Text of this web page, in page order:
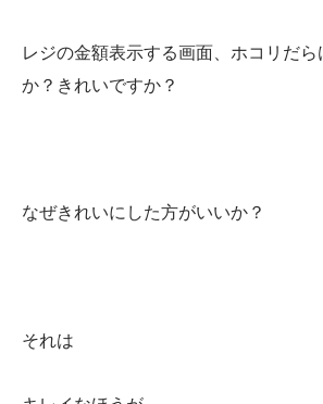
レジの金額表示する画面、ホコリだ
か？きれいですか？
なぜきれいにした方がいいか？
それは